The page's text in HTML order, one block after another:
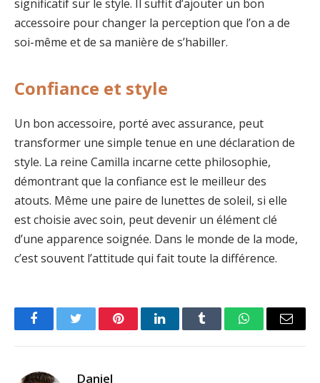
significatif sur le style. Il suffit d’ajouter un bon
accessoire pour changer la perception que l’on a de
soi-même et de sa manière de s’habiller.
Confiance et style
Un bon accessoire, porté avec assurance, peut
transformer une simple tenue en une déclaration de
style. La reine Camilla incarne cette philosophie,
démontrant que la confiance est le meilleur des
atouts. Même une paire de lunettes de soleil, si elle
est choisie avec soin, peut devenir un élément clé
d’une apparence soignée. Dans le monde de la mode,
c’est souvent l’attitude qui fait toute la différence.
FacebookTwitter PinterestLinkedInTumblr WhatsAppEmail
Daniel